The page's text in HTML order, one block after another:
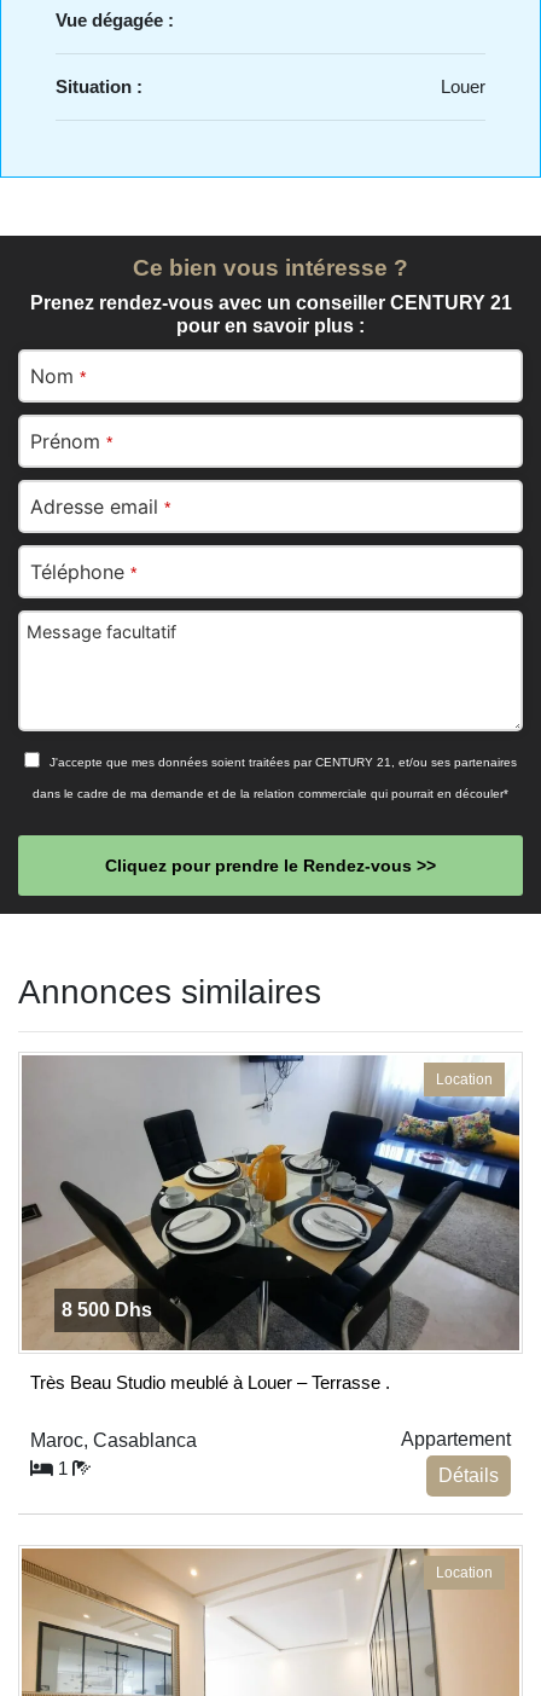
Vue dégagée :
Situation : Louer
Ce bien vous intéresse ?
Prenez rendez-vous avec un conseiller CENTURY 21
pour en savoir plus :
Nom *
Prénom *
Adresse email *
Téléphone *
Message facultatif
J'accepte que mes données soient traitées par CENTURY 21, et/ou ses partenaires
dans le cadre de ma demande et de la relation commerciale qui pourrait en découler*
Cliquez pour prendre le Rendez-vous >>
should
Annonces similaires
Location
8 500 Dhs
Très Beau Studio meublé à Louer – Terrasse .
Maroc, Casablanca
Appartement
1
Détails
Location